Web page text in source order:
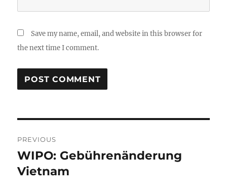
Save my name, email, and website in this browser for
the next time I comment.
navigation
PREVIOUS
Previous
post:
WIPO: Gebührenänderung
Vietnam